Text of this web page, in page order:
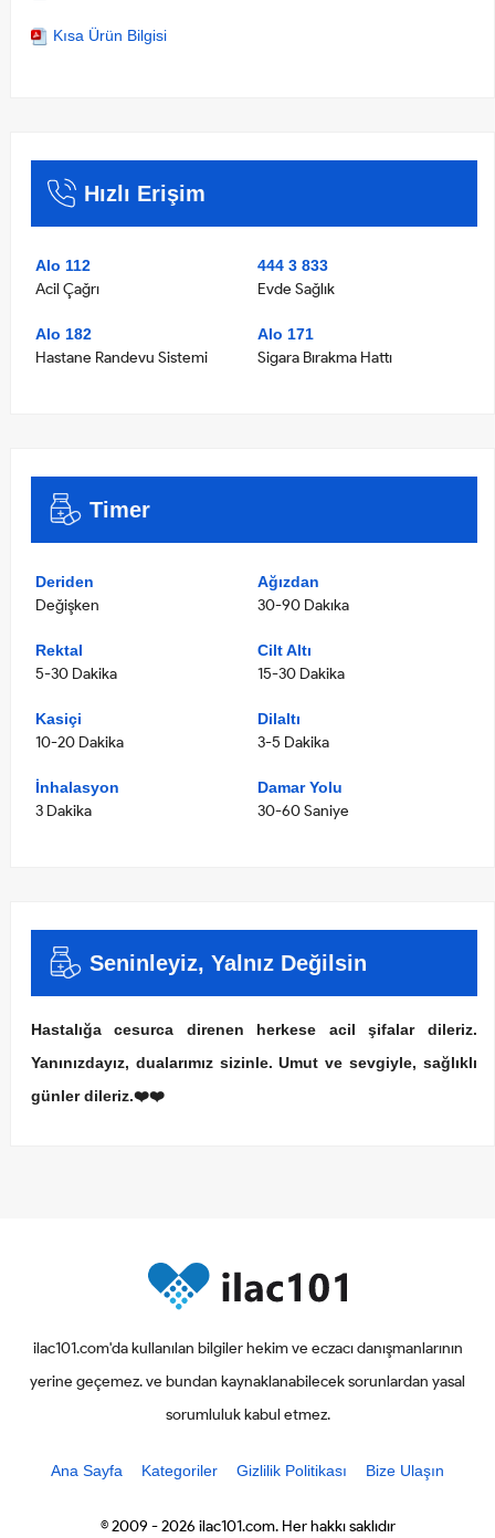
Kısa Ürün Bilgisi
Hızlı Erişim
Alo 112
Acil Çağrı
444 3 833
Evde Sağlık
Alo 182
Hastane Randevu Sistemi
Alo 171
Sigara Bırakma Hattı
Timer
Deriden
Değişken
Ağızdan
30-90 Dakıka
Rektal
5-30 Dakika
Cilt Altı
15-30 Dakika
Kasiçi
10-20 Dakika
Dilaltı
3-5 Dakika
İnhalasyon
3 Dakika
Damar Yolu
30-60 Saniye
Seninleyiz, Yalnız Değilsin
Hastalığa cesurca direnen herkese acil şifalar dileriz.
Yanınızdayız, dualarımız sizinle. Umut ve sevgiyle, sağlıklı
günler dileriz.❤️❤️
ilac101.com'da kullanılan bilgiler hekim ve eczacı danışmanlarının
yerine geçemez. ve bundan kaynaklanabilecek sorunlardan yasal
sorumluluk kabul etmez.
Ana Sayfa Kategoriler Gizlilik Politikası Bize Ulaşın
© 2009 - 2026 ilac101.com. Her hakkı saklıdır